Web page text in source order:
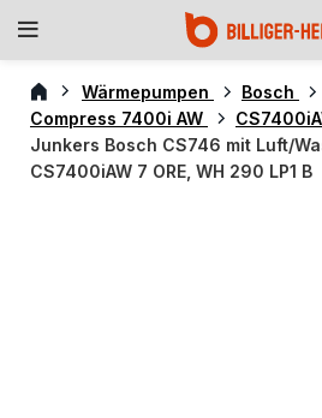
Wärmepumpen Bosch
Compress 7400i AW
Junkers Bosch CS746 mit Luft/
CS7400iAW 7 ORE, WH 290 LP1 B